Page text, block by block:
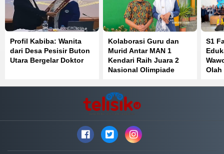
Profil Kabiba: Wanita
dari Desa Pesisir Buton
Utara Bergelar Doktor
Kolaborasi Guru dan
Murid Antar MAN 1
Kendari Raih Juara 2
Nasional Olimpiade
S1
Olah